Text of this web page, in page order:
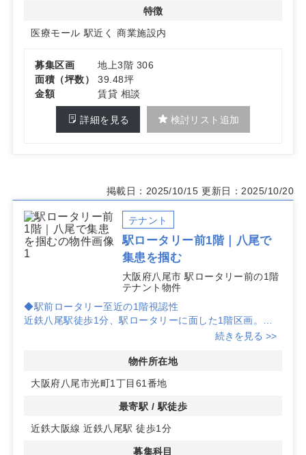
特徴
医療モール 駅近く 商業施設内
募集区画
地上3階 306
面積（坪数）
39.48坪
金額
賃貸 相談
詳細を見る 検討リスト追加
掲載日：2025/10/15 更新日：2025/10/20
テナント
駅ロータリー前1階｜八尾で
集患を掴む
大阪府八尾市 駅ロータリー前の1階
テナント物件
◆駅前ロータリー至近の1階視認性
近鉄八尾駅徒歩1分、駅ロータリーに面した1階区画。通
行導線に乗るため外部からの視認性が高く、看板計画や間
◆医療モール内での相乗効果
遊が見込めます。内科から耳鼻科・皮膚科など幅広い募集
科目に対応し、地域ニーズを捉えた科目展開がしやすい環
◆開業しやすいサイズと条件
続きを見る >>
物件所在地
大阪府八尾市光町1丁目61番地
最寄駅 / 駅徒歩
近鉄大阪線 近鉄八尾駅 徒歩1分
募集科目